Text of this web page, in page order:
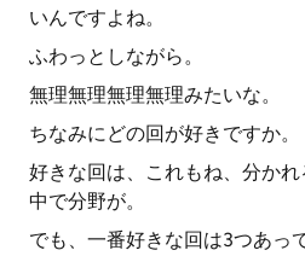
いんですよね。
ふわっとしながら。
無理無理無理無理みたいな。
ちなみにどの回が好きですか。
好きな回は、これもね、分か
中で分野が。
でも、一番好きな回は3つあっ